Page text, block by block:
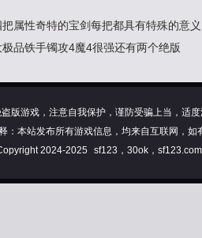
属性奇特的宝剑每把都具有特殊的意义
品铁手镯攻4魔4很强还有两个绝版
版游戏，注意自我保护，谨防受骗上当，适
：本站发布所有游戏信息，均来自互联网，
2024-2025
sf123，30ok，